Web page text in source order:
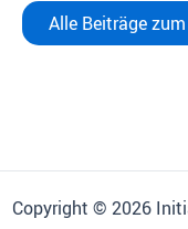
Alle Beiträge
Copyright © 2026